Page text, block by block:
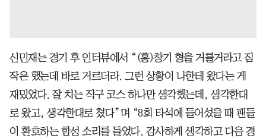
신민재는 경기 후 인터뷰에서 “(홍)창기 형을 거를거라고 짐
작은 했는데 바로 거르더라. 그런 상황이 나한테 왔다는 게
재밌었다. 잘 치는 직구 코스 하나만 생각했는데, 생각한대
로 왔고, 생각한대로 쳤다”며 “8회 타석에 들어섰을 때 팬들
이 환호하는 함성 소리를 들었다. 감사하게 생각하고 다음 경